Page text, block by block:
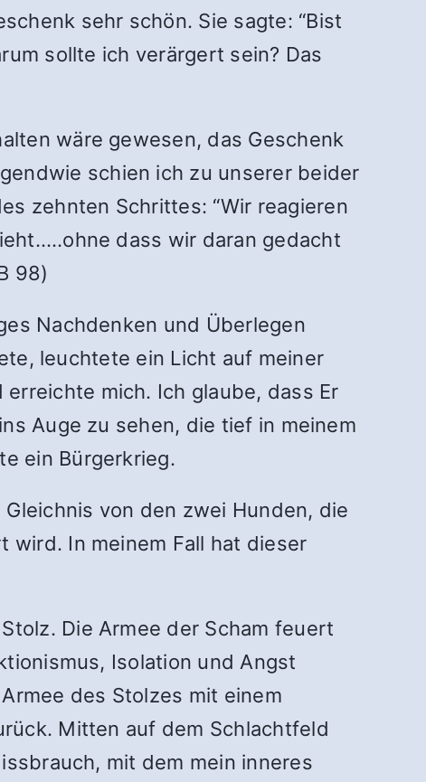
sehr schön. Sie sagte: “Bist
sollte ich verärgert sein? Das
wäre gewesen, das Geschenk
schien ich zu unserer beider
zehnten Schrittes: “Wir reagieren
dass wir daran gedacht
98)
Nachdenken und Überlegen
leuchtete ein Licht auf meiner
mich. Ich glaube, dass Er
Auge zu sehen, die tief in meinem
ein Bürgerkrieg.
von den zwei Hunden, die
wird. In meinem Fall hat dieser
Die Armee der Scham feuert
Isolation und Angst
des Stolzes mit einem
Mitten auf dem Schlachtfeld
mit dem mein inneres